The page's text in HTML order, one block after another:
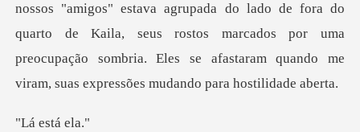
do lado de fora do
quarto de Kaila, seus rostos marcados por uma
preocupação sombri
está